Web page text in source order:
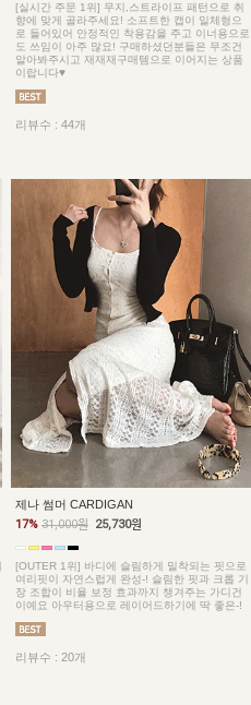
[실시간 주문 1위] 무지,스트라이프 패턴으로 취
향에 맞게 골라주세요! 소프트한 캡이 일체형으
로 들어있어 안정적인 착용감을 주고 이너용으로
도 쓰임이 아주 많요! 구매하셨던분들은 무조건
알아봐주시고 재재재구매템으로 이어지는 상품
이랍니다♥
리뷰수 : 44개
제나 썸머 CARDIGAN
17% 31,000원 25,730원
[OUTER 1위] 바디에 슬림하게 밀착되는 핏으로
여리핏이 자연스럽게 완성-! 슬림한 핏과 크롭 기
장 조합이 비율 보정 효과까지 챙겨주는 가디건
이예요 아우터용으로 레이어드하기에 딱 좋은-!
리뷰수 : 20개